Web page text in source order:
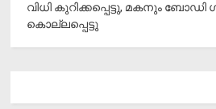
വിധി കുറിക്കപ്പെട്ടു, മകനും ബോഡി
കൊല്ലപ്പെട്ടു